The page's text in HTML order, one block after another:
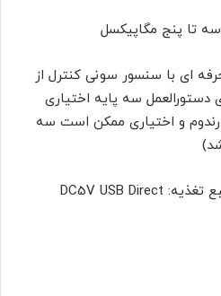
سه تا پنج مگاپیکسل
ای با سنسور سونی کنترل از
دستورالعمل سه پایه اختیاری
و اختیاری ممکن است سه
منبع تغذیه: DC5V USB Direct